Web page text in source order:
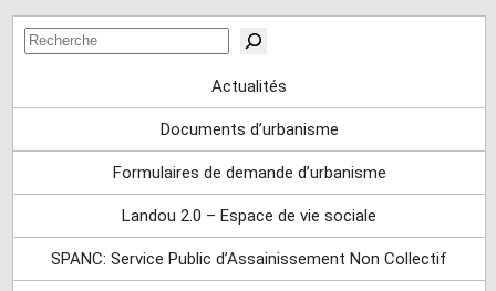
Rechercher
Actualités
Documents d’urbanisme
Formulaires de demande d’urbanisme
Landou 2.0 – Espace de vie sociale
SPANC: Service Public d’Assainissement Non Collectif